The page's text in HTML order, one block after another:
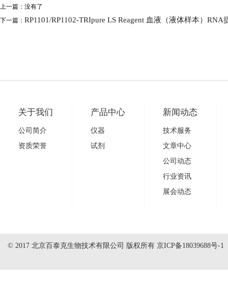
上一篇：没有了
下一篇： RP1101/RP1102-TRIpure LS Reagent 血液（液体样本）
关于我们
公司简介
资质荣誉
产品中心
仪器
试剂
新闻动态
技术服务
文章中心
公司动态
行业资讯
展会动态
© 2017 北京百泰克生物技术有限公司 版权所有 京ICP备18039688号-1